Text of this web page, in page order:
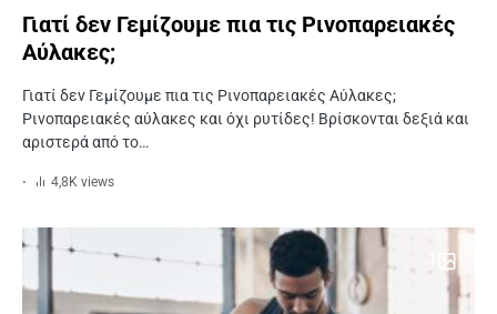
Γιατί δεν Γεμίζουμε πια τις Ρινοπαρειακές
Αύλακες;
Γιατί δεν Γεμίζουμε πια τις Ρινοπαρειακές Αύλακες;
Ρινοπαρειακές αύλακες και όχι ρυτίδες! Βρίσκονται δεξιά και
αριστερά από το…
4,8K views